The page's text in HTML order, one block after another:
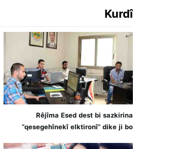
Next
Kurdî
Rêjîma Esed dest bi sazkirina
“qesegehînekî elktironî” dike ji bo